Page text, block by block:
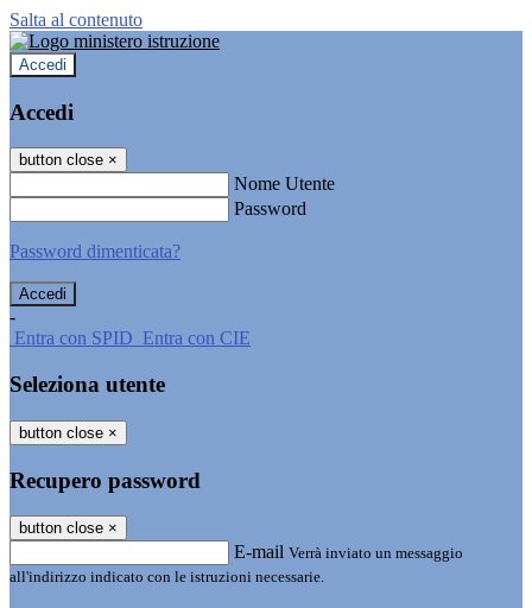
Salta al contenuto
Accedi
Accedi
button close ×
Nome Utente
Password
Password dimenticata?
-
Entra con SPID Entra con CIE
Seleziona utente
button close ×
Recupero password
button close ×
E-mail Verrà inviato un messaggio
all'indirizzo indicato con le istruzioni necessarie.